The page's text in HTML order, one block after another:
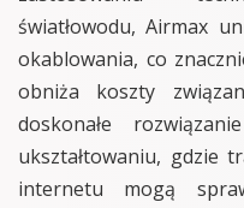
światłowodu, Airmax
okablowania, co
obniża koszty
doskonałe
ukształtowaniu, gdzie
internetu mogą